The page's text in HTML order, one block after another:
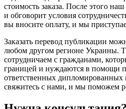
стоимость заказа. После этого
и обговорит условия
вы вносите оплату, и мы
Заказать перевод публикации
любом другом регионе Украины.
сотрудничаем с гражданами,
границей и нуждаются в помощи
ответственных дипломированных
свяжитесь с нами, и мы поможем